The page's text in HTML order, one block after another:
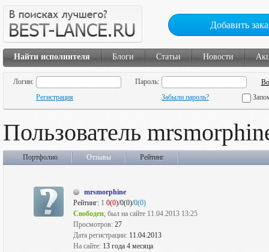
Добавить
Найти исполнителя Блоги Статьи Новости
Логин:
Пароль:
Регистрация
Забыли пароль?
Пользователь
Портфолио Отзывы Рейтинг
mrsmorphine
Рейтинг: 1 0(0)/0(0)/0(0)
Свободен, был на сайте 11.04.2013 13:25
Просмотров: 27
Дата регистрации: 11.04.2013
На сайте: 13 года 4 месяца